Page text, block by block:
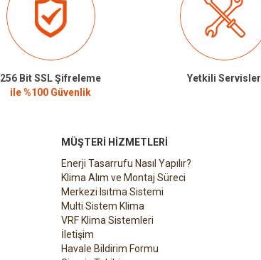
256 Bit SSL Şifreleme
ile %100 Güvenlik
Yetkili Servisler
MÜŞTERI HIZMETLERI
Enerji Tasarrufu Nasıl Yapılır?
Klima Alım ve Montaj Süreci
Merkezi Isıtma Sistemi
Multi Sistem Klima
VRF Klima Sistemleri
İletişim
Havale Bildirim Formu